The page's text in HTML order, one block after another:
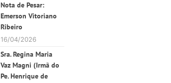
Nota de Pesar:
Emerson Vitoriano
Ribeiro
16/04/2026
Sra. Regina Maria
Vaz Magni (Irmã do
Pe. Henrique de